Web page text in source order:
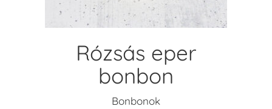
Rózsás eper
bonbon
Bonbonok